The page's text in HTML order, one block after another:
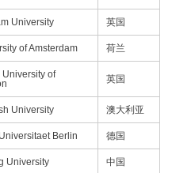
University 英国
of Amsterdam 荷兰
University of
英国
University 澳大利亚
Berlin 德国
University 中国